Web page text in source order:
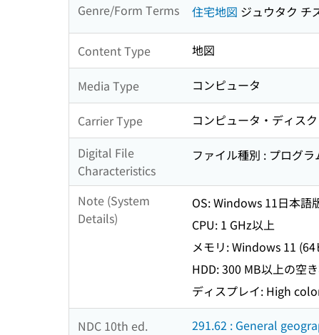
Genre/Form Terms 住宅地図 ジュウタク チ
Content Type 地図
Media Type コンピュータ
Carrier Type
コンピュータ・ディスク
Digital File
Characteristics
ファイル種別 : プログ
Note (System
Details)
OS: Windows 11日本語
CPU: 1 GHz以上
メモリ: Windows 11
HDD: 300 MB以上の空
ディスプレイ: High
NDC 10th ed. 291.62 : General